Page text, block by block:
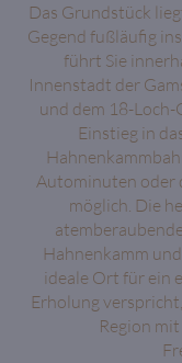
Das Grundstück
Gegend fußläufig
führt Sie
Innenstadt der
und dem 18-
Einstieg in
Autominuten oder
möglich. Die
Hahnenkamm
ideale Ort für ein
Erholung
Region